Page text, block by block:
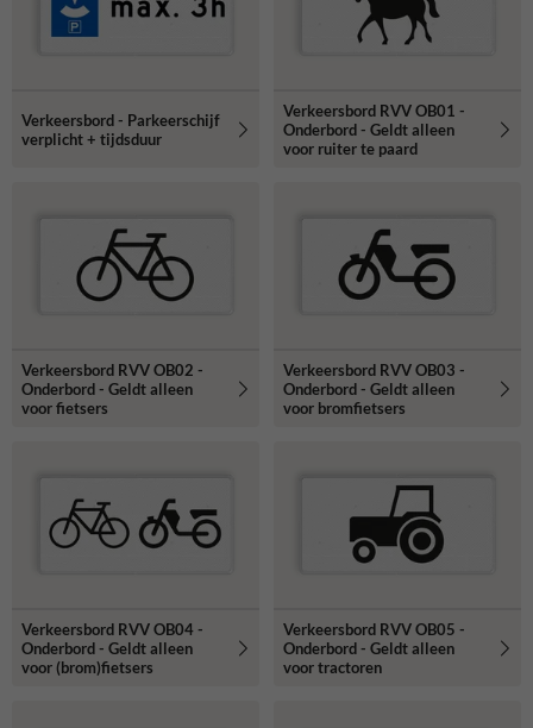
Verkeersbord - Parkeerschijf
verplicht + tijdsduur
Verkeersbord RVV OB01 -
Onderbord - Geldt alleen
voor ruiter te paard
Verkeersbord RVV OB02 -
Onderbord - Geldt alleen
voor fietsers
Verkeersbord RVV OB03 -
Onderbord - Geldt alleen
voor bromfietsers
Verkeersbord RVV OB04 -
Onderbord - Geldt alleen
voor (brom)fietsers
Verkeersbord RVV OB05 -
Onderbord - Geldt alleen
voor tractoren